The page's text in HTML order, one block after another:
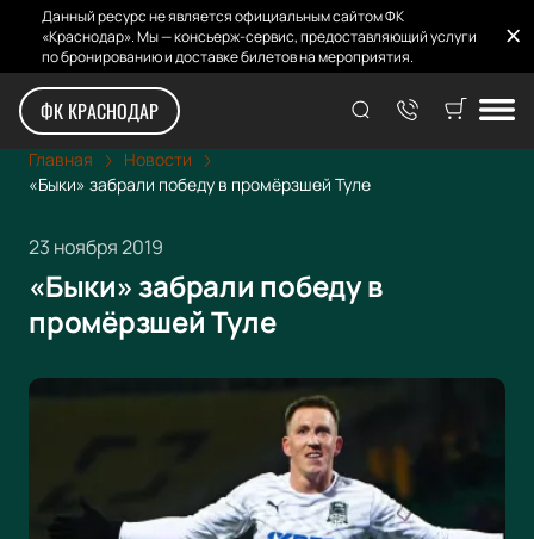
Данный ресурс не является официальным сайтом ФК
«Краснодар». Мы — консьерж-сервис, предоставляющий услуги
по бронированию и доставке билетов на мероприятия.
ФК КРАСНОДАР
Главная
Новости
«Быки» забрали победу в промёрзшей Туле
23 ноября 2019
«Быки» забрали победу в
промёрзшей Туле